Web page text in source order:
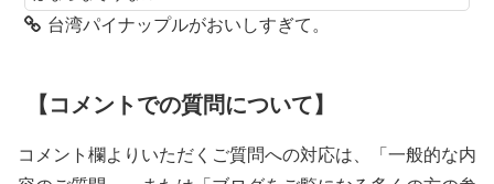
台湾パイナップルがおいしすぎて。
【コメントでの質問について】
コメント欄よりいただくご質問への対応は、「一般的な内